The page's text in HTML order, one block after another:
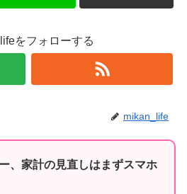
をフォローする
mikan_life
、家計の見直しはまずスマホ